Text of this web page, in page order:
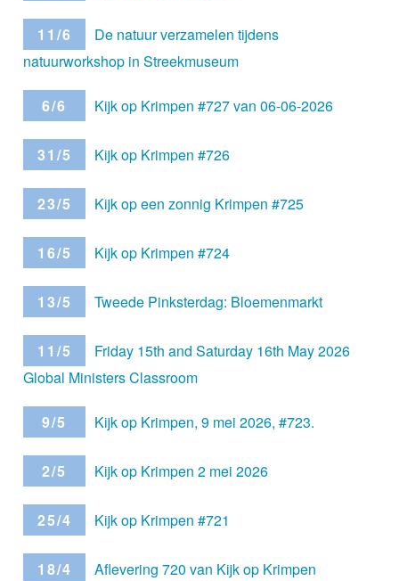
11/6
De natuur verzamelen tijdens
natuurworkshop in Streekmuseum
6/6 Kijk op Krimpen #727 van 06-06-2026
31/5 Kijk op Krimpen #726
23/5 Kijk op een zonnig Krimpen #725
16/5 Kijk op Krimpen #724
13/5 Tweede Pinksterdag: Bloemenmarkt
11/5
Friday 15th and Saturday 16th May 2026
Global Ministers Classroom
9/5 Kijk op Krimpen, 9 mei 2026, #723.
2/5 Kijk op Krimpen 2 mei 2026
25/4 Kijk op Krimpen #721
18/4 Aflevering 720 van Kijk op Krimpen